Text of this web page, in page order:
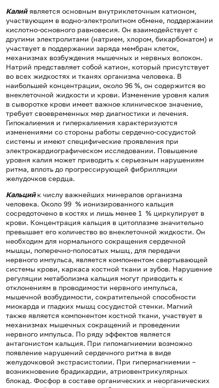
Калийявляется основным внутриклеточным катионом,
участвующим в водно-электролитном обмене, поддержании
кислотно-основного равновесия. Он взаимодействует с
другими электролитами (натрием, хлором, бикарбонатом) и
участвует в поддержании заряда мембран клеток,
механизмах возбуждения мышечных и нервных волокон.
Натрий представляет собой катион, который присутствует
во всех жидкостях и тканях организма человека. В
наибольшей концентрации, около 96 %, он содержится во
внеклеточной жидкости и крови. Изменение уровня калия
в сыворотке крови имеет важное клиническое значение,
требует своевременных мер диагностики и лечения.
Гипокалиемия и гиперкалиемия характеризуются
изменениями со стороны работы сердечно-сосудистой
системы и имеют специфические проявления при
электрокардиографическом исследовании. Повышение
уровня калия может приводить к серьезным нарушениям
ритма, вплоть до прогрессирующей фибрилляции
желудочков сердца.
Кальций к числу важнейших минералов организма
человека. Около 99 % ионизированного кальция
сосредоточено в костях и лишь менее 1 % циркулирует в
крови. Концентрация кальция в цитоплазме значительно
превышает его количество во внеклеточной жидкости. Он
необходим для нормального сокращения сердечной
мышцы, поперечно-полосатых мышц, для передачи
нервного импульса, является компонентом свертывающей
системы крови, каркаса костной ткани и зубов. Нарушение
регуляции метаболизма кальция могут приводить к
отклонениям в проводимости нервного импульса,
мышечной возбудимости, сократительной способности
миокарда и гладких мышц сосудистой стенки. Магний
также является компонентом костной ткани, участвует в
механизмах мышечных сокращений и проведении
нервного импульса. По ряду эффектов является
антагонистом кальция. При гипомагниемии возможно
появление нарушений сердечного ритма в виде
желудочковой экстрасистолии. При гипермагниемии –
возникновение брадикардии, атриовентрикулярных
блокад. Фосфор в составе органических и неорганических